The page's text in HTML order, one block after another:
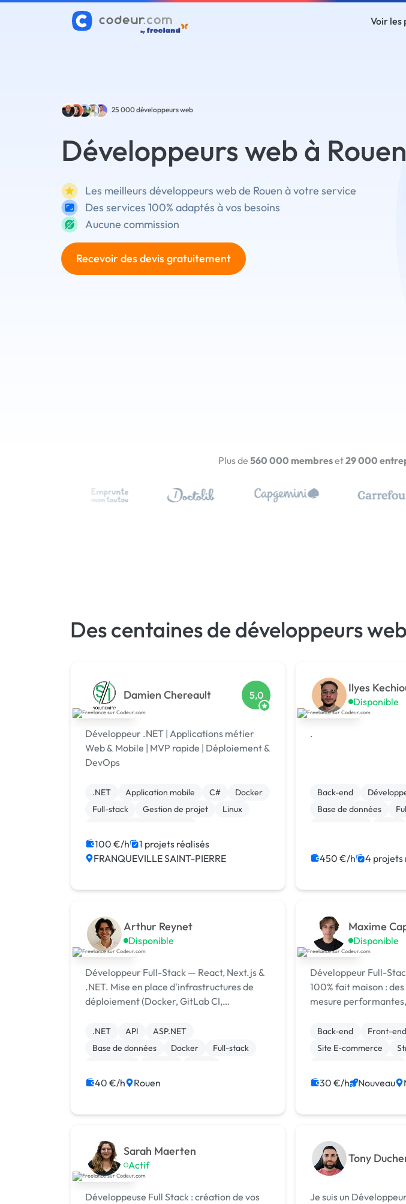
Voir les
25 000développeurs web
Développeurs web à Rouen
Les meilleurs développeurs web de Rouen à votre service
Des services 100% adaptés à vos besoins
Aucune commission
Recevoir des devis gratuitement
Plus de 560 000 membreset29 000
Des centaines de développeurs
Damien Chereault 5,0
Développeur .NET | Applications métier
Web & Mobile | MVP rapide | Déploiement &
DevOps
.NET Application mobile C#
Docker
Full-stack
Gestion de projet
Linux
100 €/h
1 projets réalisés
FRANQUEVILLE SAINT-PIERRE
Ilyes
Disponible
.
Back-end
Base de données
450 €/h 4 projets
Arthur Reynet
Disponible
Développeur Full-Stack — React, Next.js &
.NET. Mise en place d'infrastructures de
déploiement (Docker, GitLab CI,
100% remote depuis Rouen.
.NET API
ASP.NET
Base de données
Docker
Full-stack
CSS, HTML, XML
40 €/h Rouen
Maxime
Disponible
Développeur Full-
100% fait maison :
mesure
Z.Back-end Front-end
Site E-commerce
Admin système,
Migration ou refonte
30 €/h Nouveau
Sarah Maerten
Actif
Développeuse Full Stack : création de vos
Tony
Je suis un